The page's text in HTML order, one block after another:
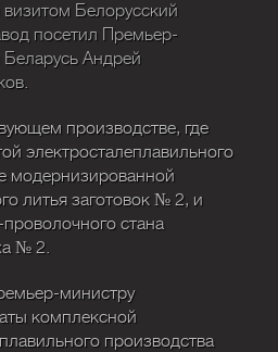
Белорусский
посетил Премьер-
Андрей
производстве, где
электросталеплавильного
модернизированной
литья заготовок № 2, и
стана
№ 2.
министру
комплексной
производства